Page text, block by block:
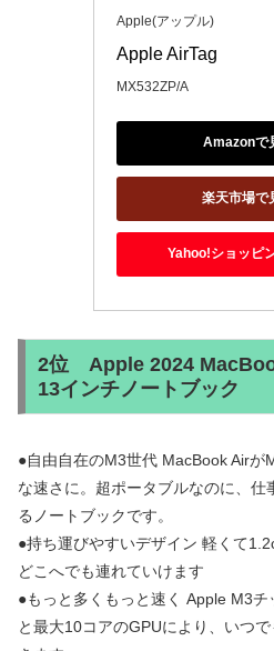
Apple(アップル)
Apple AirTag
MX532ZP/A
Amazonで
楽天市場で
Yahoo!ショッピ
2位 Apple 2024
13インチノートブック
●自由自在のM3世代 MacBook Airが
な速さに。超ポータブルなのに、仕
るノートブックです。
●持ち運びやすいデザイン 軽くて
どこへでも連れていけます
●もっと多くもっと速く Apple M3
と最大10コアのGPUにより、いつ